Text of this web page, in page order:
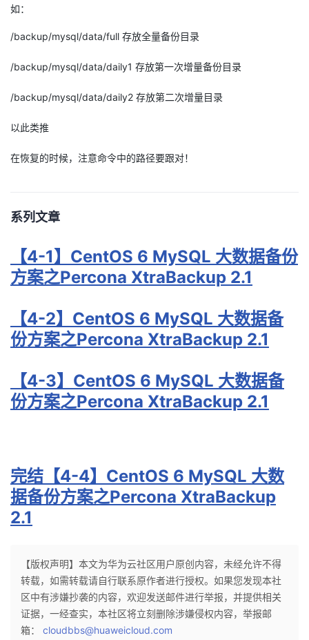
如：
/backup/mysql/data/full 存放全量备份目录
/backup/mysql/data/daily1 存放第一次增量备份目录
/backup/mysql/data/daily2 存放第二次增量目录
以此类推
在恢复的时候，注意命令中的路径要跟对！
系列文章
【4-1】 CentOS 6 MySQL 大数据备份
方案之Percona XtraBackup 2.1
【4-2】CentOS 6 MySQL 大数据备
份方案之Percona XtraBackup 2.1
【4-3】CentOS 6 MySQL 大数据备
份方案之Percona XtraBackup 2.1
完结【4-4】CentOS 6 MySQL 大数
据备份方案之Percona XtraBackup
2.1
【版权声明】本文为华为云社区用户原创内容，未经允许不得
转载，如需转载请自行联系原作者进行授权。如果您发现本社
区中有涉嫌抄袭的内容，欢迎发送邮件进行举报，并提供相关
证据，一经查实，本社区将立刻删除涉嫌侵权内容，举报邮
箱： cloudbbs@huaweicloud.com